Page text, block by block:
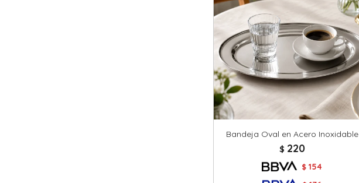
Bandeja Oval en Acero Inoxidable
$ 220
$ 154